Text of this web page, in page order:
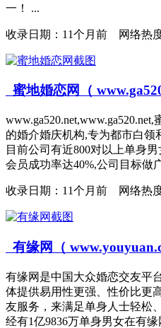
一！ ...
收录日期： 11个月前 网络热
蜜地婚恋网（
的婚介婚庆机构,专为都市白领
目前公司有近800对以上单身
会员成功率达40%,公司目标做
收录日期： 11个月前 网络热
有缘网（
有缘网是中国大众婚恋交友平
体提供易用性更强、性价比更
友服务，来满足单身人士轻松
经有1亿9836万单身男女在有